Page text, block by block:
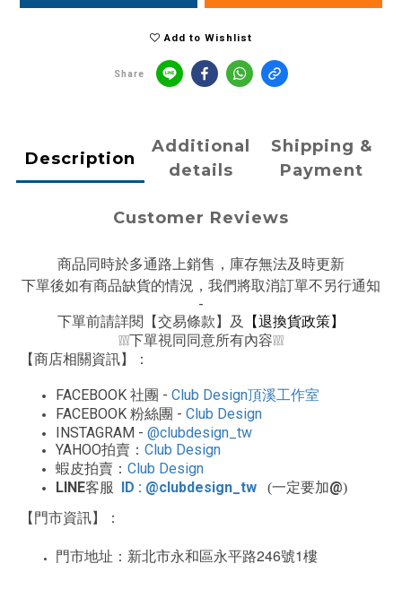
Add to Wishlist
Share
Description
Additional
details
Shipping &
Payment
Customer Reviews
商品同時於多通路上銷售，庫存無法及時更新
下單後如有商品缺貨的情況，我們將取消訂單不另行通知
-
下單前請詳閱【交易條款】及
【退換貨政策】
❕❕❕下單視同同意所有內容❕❕❕
【商店相關資訊】：
FACEBOOK 社團 - Club Design頂溪工作室
FACEBOOK 粉絲團 - Club Design
INSTAGRAM - @clubdesign_tw
YAHOO拍賣： Club Design
蝦皮拍賣： Club Design
LINE客服 ID : @clubdesign_tw (一定要加@)
【門市資訊】：
門市地址：新北市永和區永平路246號1樓